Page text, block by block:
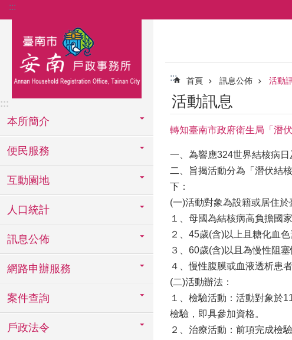
跳到主要內容區塊
:::
:::
本所簡介
便民服務
互動園地
人口統計
訊息公佈
網路申辦服務
案件查詢
戶政法令
::: 首頁 訊息公佈 活動
活動訊息
轉知臺南市政府衛生局「潛
一、為響應324世界結核病
二、旨揭活動分為「潛伏結
下：
(一)活動對象為設籍或居住
１、母國為結核病高負擔國
２、45歲(含)以上且糖化血
３、60歲(含)以且為慢性阻
４、慢性腹膜或血液透析患者
(二)活動辦法：
１、檢驗活動：活動對象於
檢驗，即具參加資格。
２、治療活動：前項完成檢